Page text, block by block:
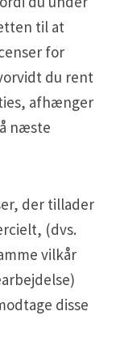
til at
for
du rent
afhænger
næste
der tillader
(dvs.
vilkår
disse